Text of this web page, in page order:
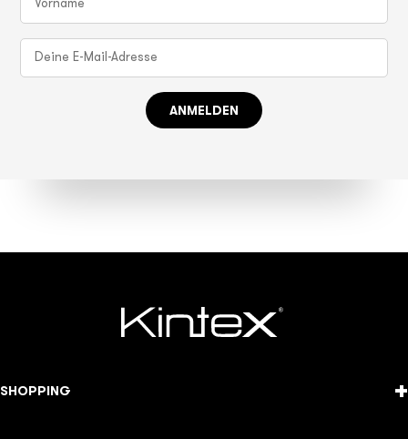
ANMELDEN
SHOPPING +